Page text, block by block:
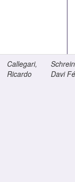
Callegari,
Ricardo
Davi